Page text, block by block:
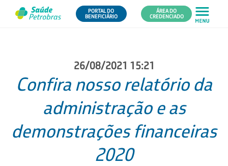
PORTAL DO
BENEFICIÁRIO
ÁREA DO
CREDENCIADO
26/08/2021 15:21
Confira nosso relatório da
administração e as
demonstrações financeiras
2020